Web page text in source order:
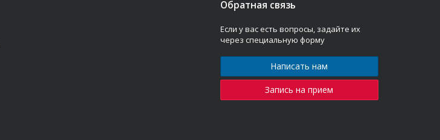
Обратная связь
Если у вас есть вопросы, задайте их
через специальную форму
Написать нам
Запись на прием